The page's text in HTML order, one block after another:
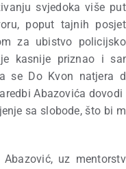
svjedoka više
poput tajnih
za ubistvo
kasnije priznao i
se Do Kvon natjera
Abazovića dovodi
sa slobode, što bi
uz